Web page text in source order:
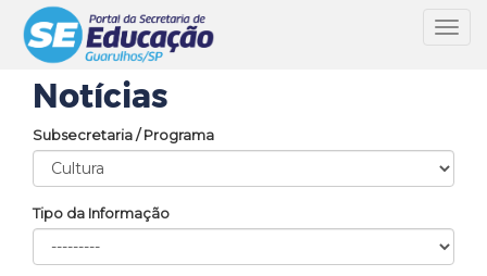
Notícias
Subsecretaria / Programa
Tipo da Informação